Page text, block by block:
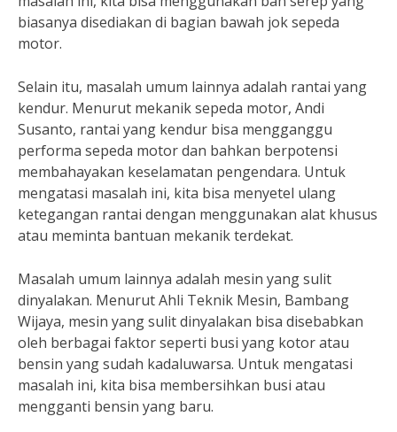
biasanya disediakan di bagian bawah jok sepeda
motor.
Selain itu, masalah umum lainnya adalah rantai yang
kendur. Menurut mekanik sepeda motor, Andi
Susanto, rantai yang kendur bisa mengganggu
performa sepeda motor dan bahkan berpotensi
membahayakan keselamatan pengendara. Untuk
mengatasi masalah ini, kita bisa menyetel ulang
ketegangan rantai dengan menggunakan alat khusus
atau meminta bantuan mekanik terdekat.
Masalah umum lainnya adalah mesin yang sulit
dinyalakan. Menurut Ahli Teknik Mesin, Bambang
Wijaya, mesin yang sulit dinyalakan bisa disebabkan
oleh berbagai faktor seperti busi yang kotor atau
bensin yang sudah kadaluwarsa. Untuk mengatasi
masalah ini, kita bisa membersihkan busi atau
mengganti bensin yang baru.